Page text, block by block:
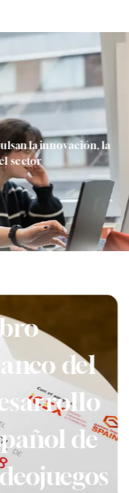
la innovación, la
sector
del
de